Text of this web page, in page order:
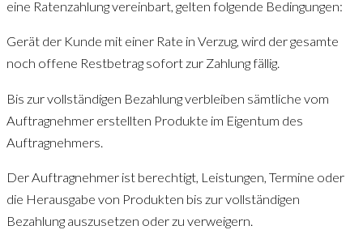
eine Ratenzahlung vereinbart, gelten folgende Bedingungen:
Gerät der Kunde mit einer Rate in Verzug, wird der gesamte
noch offene Restbetrag sofort zur Zahlung fällig.
Bis zur vollständigen Bezahlung verbleiben sämtliche vom
Auftragnehmer erstellten Produkte im Eigentum des
Auftragnehmers.
Der Auftragnehmer ist berechtigt, Leistungen, Termine oder
die Herausgabe von Produkten bis zur vollständigen
Bezahlung auszusetzen oder zu verweigern.